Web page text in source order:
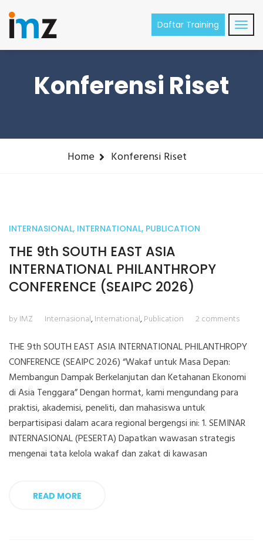
Daftar Training
Konferensi Riset
Home Konferensi Riset
May
INTERNASIONAL, INTERNATIONAL, PUBLICATION
THE 9th SOUTH EAST ASIA
INTERNATIONAL PHILANTHROPY
CONFERENCE (SEAIPC 2026)
by IMZ Internasional,International,Publication 2 comments
THE 9th SOUTH EAST ASIA INTERNATIONAL PHILANTHROPY
CONFERENCE (SEAIPC 2026) “Wakaf untuk Masa Depan:
Membangun Dampak Berkelanjutan dan Ketahanan Ekonomi
di Asia Tenggara” Dengan hormat, kami mengundang para
praktisi, akademisi, peneliti, dan mahasiswa untuk
berpartisipasi dalam acara regional bergengsi ini: 1. SEMINAR
INTERNASIONAL (PESERTA) Dapatkan wawasan strategis
mengenai tata kelola wakaf dan zakat di kawasan
READ MORE